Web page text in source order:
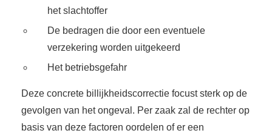
het slachtoffer
De bedragen die door een eventuele
verzekering worden uitgekeerd
Het betriebsgefahr
Deze concrete billijkheidscorrectie focust sterk op de
gevolgen van het ongeval. Per zaak zal de rechter op
basis van deze factoren oordelen of er een